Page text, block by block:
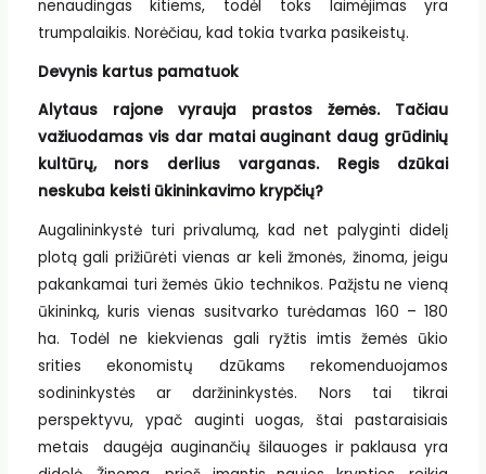
nenaudingas kitiems, todėl toks laimėjimas yra
trumpalaikis. Norėčiau, kad tokia tvarka pasikeistų.
Devynis kartus pamatuok
Alytaus rajone vyrauja prastos žemės. Tačiau
važiuodamas vis dar matai auginant daug grūdinių
kultūrų, nors derlius varganas. Regis dzūkai
neskuba keisti ūkininkavimo krypčių?
Augalininkystė turi privalumą, kad net palyginti didelį
plotą gali prižiūrėti vienas ar keli žmonės, žinoma, jeigu
pakankamai turi žemės ūkio technikos. Pažįstu ne vieną
ūkininką, kuris vienas susitvarko turėdamas 160 – 180
ha. Todėl ne kiekvienas gali ryžtis imtis žemės ūkio
srities ekonomistų dzūkams rekomenduojamos
sodininkystės ar daržininkystės. Nors tai tikrai
perspektyvu, ypač auginti uogas, štai pastaraisiais
metais daugėja auginančių šilauoges ir paklausa yra